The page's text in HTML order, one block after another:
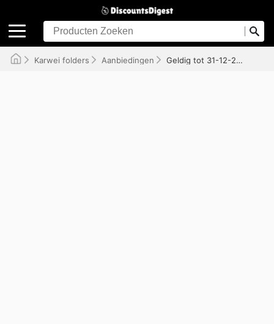
Karwei folders Aanbiedingen Geldig tot 31-12-2026